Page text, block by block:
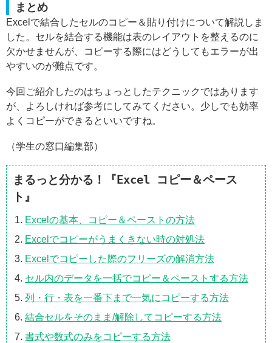
まとめ
Excelで結合したセルのコピー＆貼り付けについて解説しま
した。セルを結合する機能は表のレイアウトを整えるのに
欠かせませんが、コピーする際にはどうしてもエラーが出
やすいのが難点です。
今回ご紹介したのはちょっとしたテクニックではあります
が、よろしければ参考にしてみてください。少しでも効率
よくコピーができるといいですね。
（学生の窓口編集部）
まるっと分かる！『Excel コピー＆ペース
ト』
Excelの基本、コピー＆ペーストの方法
Excelでコピーがうまくきない時の対処法
Excelでコピーした際のフリーズの解消方法
セル内のデータを一括でコピー＆ペーストする方法
列・行・表を一番下まで一気にコピーする方法
結合セルをそのまま/解除してコピーする方法
書式や数式のみをコピーする方法